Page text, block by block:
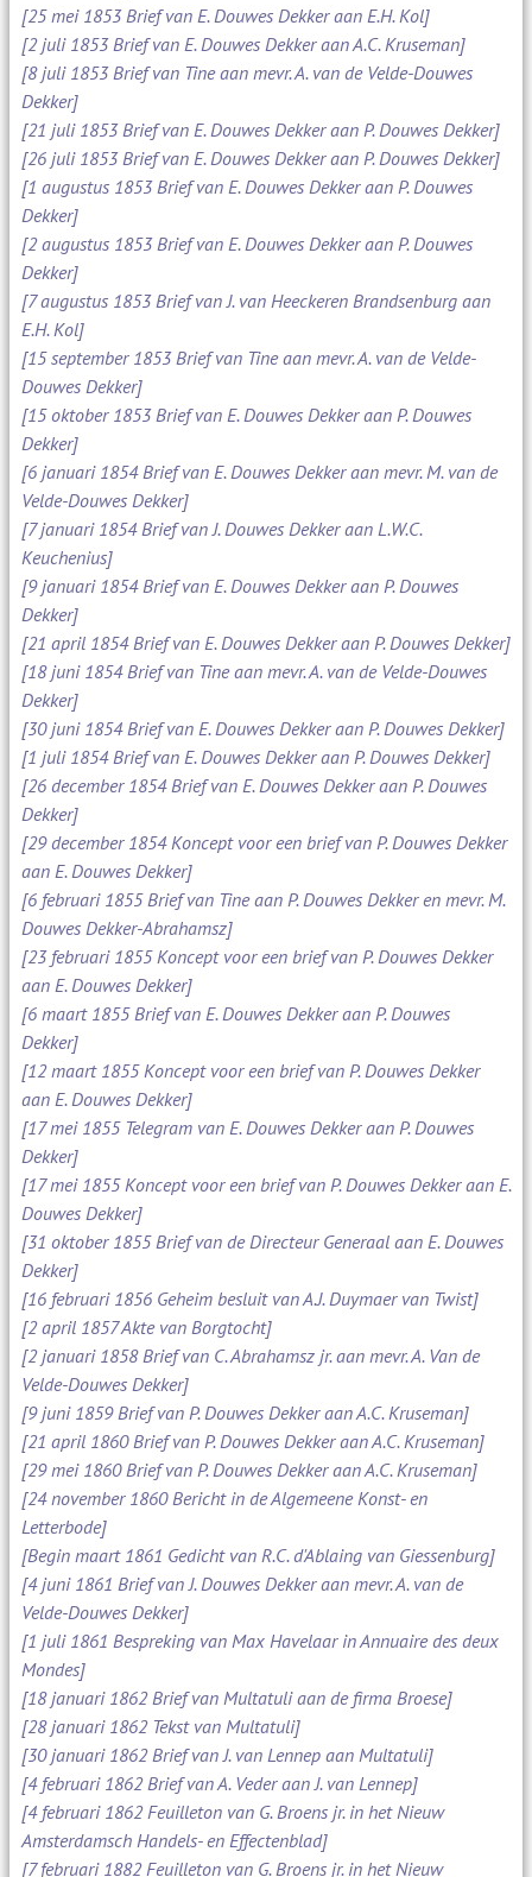
[25 mei 1853 Brief van E. Douwes Dekker aan E.H. Kol]
[2 juli 1853 Brief van E. Douwes Dekker aan A.C. Kruseman]
[8 juli 1853 Brief van Tine aan mevr. A. van de Velde-Douwes
Dekker]
[21 juli 1853 Brief van E. Douwes Dekker aan P. Douwes Dekker]
[26 juli 1853 Brief van E. Douwes Dekker aan P. Douwes Dekker]
[1 augustus 1853 Brief van E. Douwes Dekker aan P. Douwes
Dekker]
[2 augustus 1853 Brief van E. Douwes Dekker aan P. Douwes
Dekker]
[7 augustus 1853 Brief van J. van Heeckeren Brandsenburg aan
E.H. Kol]
[15 september 1853 Brief van Tine aan mevr. A. van de Velde-
Douwes Dekker]
[15 oktober 1853 Brief van E. Douwes Dekker aan P. Douwes
Dekker]
[6 januari 1854 Brief van E. Douwes Dekker aan mevr. M. van de
Velde-Douwes Dekker]
[7 januari 1854 Brief van J. Douwes Dekker aan L.W.C.
Keuchenius]
[9 januari 1854 Brief van E. Douwes Dekker aan P. Douwes
Dekker]
[21 april 1854 Brief van E. Douwes Dekker aan P. Douwes Dekker]
[18 juni 1854 Brief van Tine aan mevr. A. van de Velde-Douwes
Dekker]
[30 juni 1854 Brief van E. Douwes Dekker aan P. Douwes Dekker]
[1 juli 1854 Brief van E. Douwes Dekker aan P. Douwes Dekker]
[26 december 1854 Brief van E. Douwes Dekker aan P. Douwes
Dekker]
[29 december 1854 Koncept voor een brief van P. Douwes Dekker
aan E. Douwes Dekker]
[6 februari 1855 Brief van Tine aan P. Douwes Dekker en mevr. M.
Douwes Dekker-Abrahamsz]
[23 februari 1855 Koncept voor een brief van P. Douwes Dekker
aan E. Douwes Dekker]
[6 maart 1855 Brief van E. Douwes Dekker aan P. Douwes
Dekker]
[12 maart 1855 Koncept voor een brief van P. Douwes Dekker
aan E. Douwes Dekker]
[17 mei 1855 Telegram van E. Douwes Dekker aan P. Douwes
Dekker]
[17 mei 1855 Koncept voor een brief van P. Douwes Dekker aan E.
Douwes Dekker]
[31 oktober 1855 Brief van de Directeur Generaal aan E. Douwes
Dekker]
[16 februari 1856 Geheim besluit van A.J. Duymaer van Twist]
[2 april 1857 Akte van Borgtocht]
[2 januari 1858 Brief van C. Abrahamsz jr. aan mevr. A. Van de
Velde-Douwes Dekker]
[9 juni 1859 Brief van P. Douwes Dekker aan A.C. Kruseman]
[21 april 1860 Brief van P. Douwes Dekker aan A.C. Kruseman]
[29 mei 1860 Brief van P. Douwes Dekker aan A.C. Kruseman]
[24 november 1860 Bericht in de Algemeene Konst- en
Letterbode]
[Begin maart 1861 Gedicht van R.C. d'Ablaing van Giessenburg]
[4 juni 1861 Brief van J. Douwes Dekker aan mevr. A. van de
Velde-Douwes Dekker]
[1 juli 1861 Bespreking van Max Havelaar in Annuaire des deux
Mondes]
[18 januari 1862 Brief van Multatuli aan de firma Broese]
[28 januari 1862 Tekst van Multatuli]
[30 januari 1862 Brief van J. van Lennep aan Multatuli]
[4 februari 1862 Brief van A. Veder aan J. van Lennep]
[4 februari 1862 Feuilleton van G. Broens jr. in het Nieuw
Amsterdamsch Handels- en Effectenblad]
[7 februari 1882 Feuilleton van G. Broens jr. in het Nieuw